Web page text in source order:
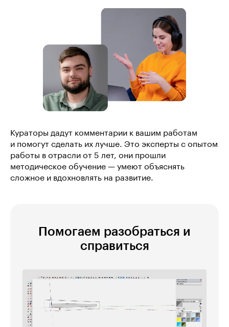
Кураторы дадут комментарии к вашим работам
и помогут сделать их лучше. Это эксперты с опытом
работы в отрасли от 5 лет, они прошли
методическое обучение — умеют объяснять
сложное и вдохновлять на развитие.
Помогаем разобраться и
справиться